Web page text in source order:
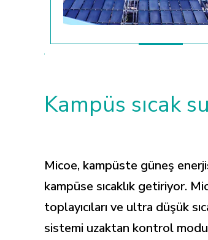
Kampüs sıcak
Micoe, kampüste güneş
kampüse sıcaklık getiriyor.
toplayıcıları ve ultra düşük
sistemi uzaktan kontrol